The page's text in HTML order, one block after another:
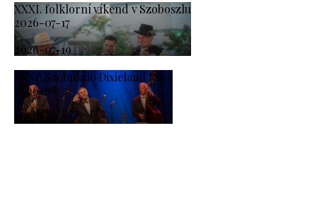
XXXI. folklorní víkend v Szoboszlu
2026-07-17
-
2026-07-19
XXXI. Szoboszló Dixieland Days
2026-08-21
-
2026-08-23